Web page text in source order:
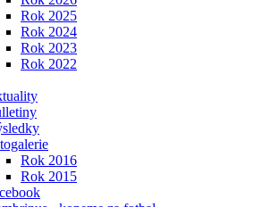
Rok 2025
Rok 2024
Rok 2023
Rok 2022
Rok 2016
Rok 2015